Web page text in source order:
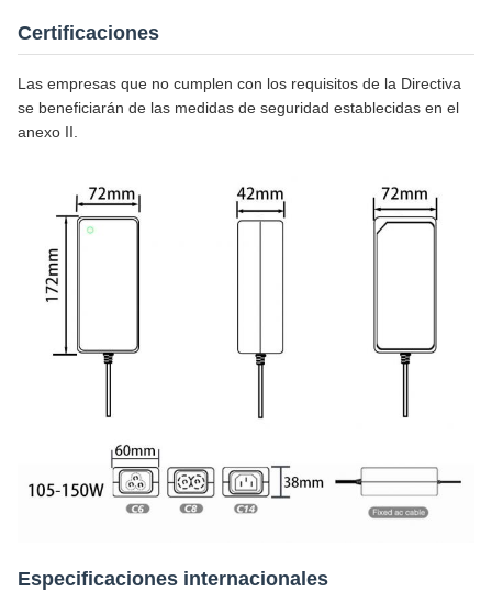
Certificaciones
Las empresas que no cumplen con los requisitos de la Directiva
se beneficiarán de las medidas de seguridad establecidas en el
anexo II.
Especificaciones internacionales